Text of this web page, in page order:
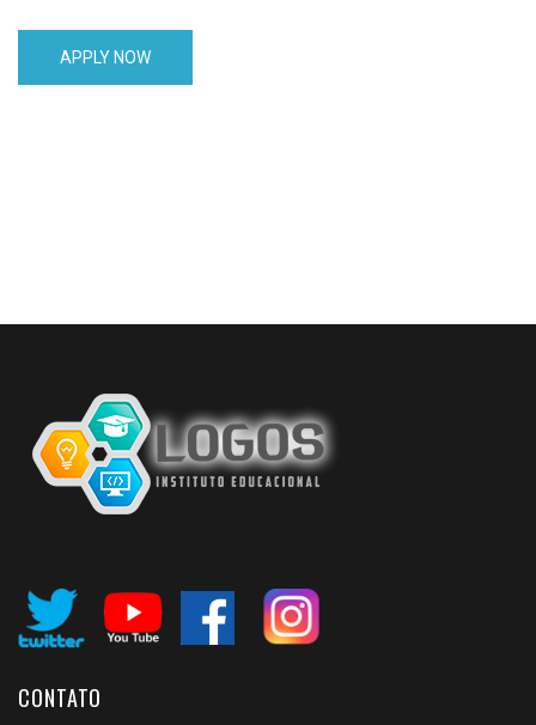
pode optar também por ser Empresário Contábil, Investigador de
APPLY NOW
CONTATO